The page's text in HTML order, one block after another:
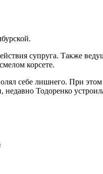
супруга. Также
корсете.
себе лишнего. При
недавно Тодоренко